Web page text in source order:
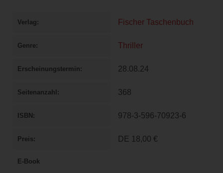
Verlag Fischer Taschenbuch
Genre Thriller
Erscheinungstermin 28.08.24
Seitenanzahl 368
ISBN 978-3-596-70923-6
Preis DE 18,00 €
E-Book